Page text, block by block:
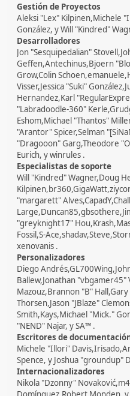
Gestión de Proyectos
Aleksi "Lex" Kilpinen,Michele
González, y Will "Kindred"
Desarrolladores
Jon "Sesquipedalian"
Geffen,Antechinus,Bjoern
Grow,Colin
Visser,Jessica "Suki"
Hernandez,Karl
"Labradoodle-360"
Eshom,Michael "Thantos"
"Arantor" Spicer,Selman
"Dragooon" Garg,Theodore
Eurich, y winrules .
Especialistas de soporte
Will "Kindred" Wagner,Doug
"margarett"
"greyknight17"
Fossil,S-
xenovanis .
Personalizadores
Diego
Ballew,Jonathan "vbgamer45"
Mazouz,Brannon "B"
Thorsen,Jason "JBlaze"
Smith,Kays,Michael "Mick."
"NEND" Najar, y SA™ .
Escritores de
Michele "Illori"
Spence, y Joshua "groundup"
Internacionalizadores
Nikola "Dzonny"